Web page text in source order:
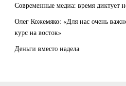
Современные медиа: время диктует
Олег Кожемяко: «Для нас очень
курс на восток»
Деньги вместо надела